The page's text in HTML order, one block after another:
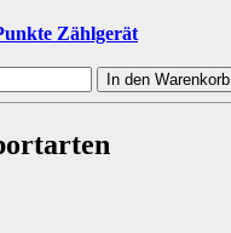
Zählgerät
In den Warenkorb